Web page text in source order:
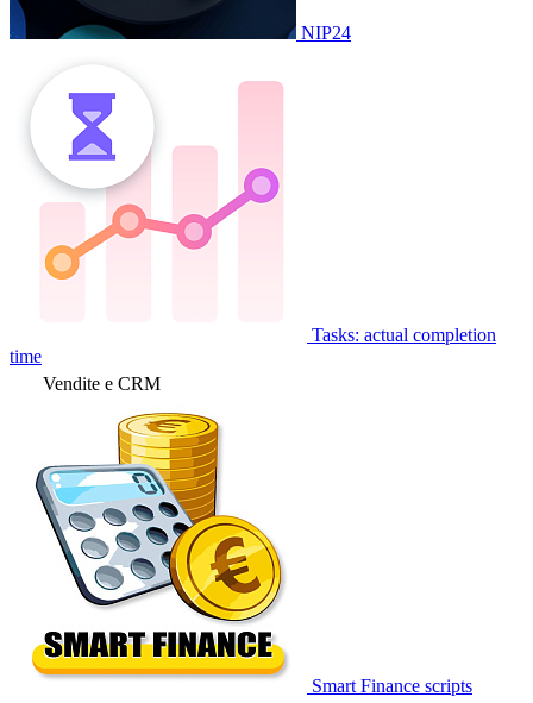
NIP24
Tasks: actual completion
time
Vendite e CRM
Smart Finance scripts